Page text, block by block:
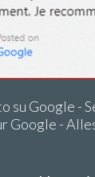
su Google -
Google -